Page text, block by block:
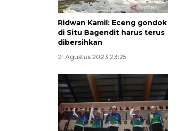
Ridwan Kamil: Eceng gondok
di Situ Bagendit harus terus
dibersihkan
21 Agustus 2023 23:25